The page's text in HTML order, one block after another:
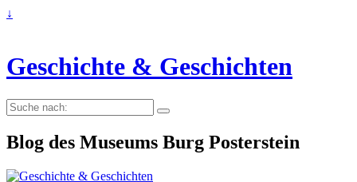
↓
Geschichte & Geschichten
Suche
nach:
Blog des Museums Burg Posterstein